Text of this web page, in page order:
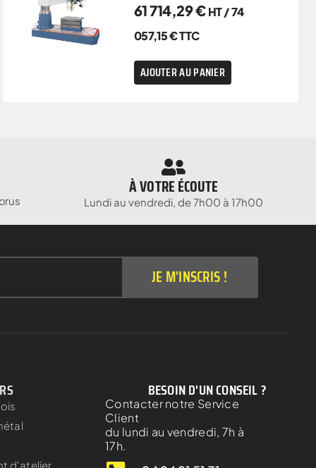
61 714,29€ HT /74
057,15€TTC
AJOUTER AU PANIER
À VOTRE ÉCOUTE
Lundi au vendredi, de 7h00 à 17h00
JE M'INSCRIS !
d'atelier
BESOIN D'UN CONSEIL ?
Contacter notre Service
Client
du lundi au vendredi, 7h à
17h.